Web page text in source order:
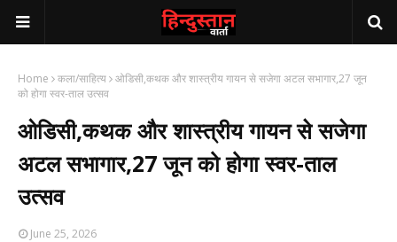
Home कला/साहित्य ओडिसी,कथक और शास्त्रीय गायन से सजेगा अटल सभागार,27 जून
को होगा स्वर-ताल उत्सव
ओडिसी,कथक और शास्त्रीय गायन से सजेगा
अटल सभागार,27 जून को होगा स्वर-ताल
उत्सव
June 25, 2026